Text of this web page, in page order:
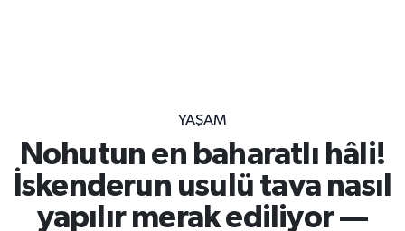
YAŞAM
Nohutun en baharatlı hâli!
İskenderun usulü tava nasıl
yapılır merak ediliyor —